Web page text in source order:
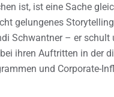
ist, ist eine Sache
gelungenes
Schwantner – er
ihren Auftritten in der
und Corporate-